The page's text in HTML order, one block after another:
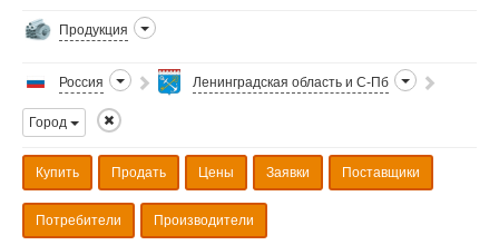
Продукция
Россия Ленинградская область и С-Пб
Город
Купить Продать Цены Заявки Поставщики
Потребители Производители